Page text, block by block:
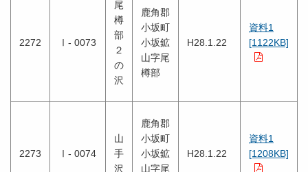
2272 Ⅰ- 0073
尾
樽
部
２
の
沢
鹿角郡
小坂町
小坂鉱
山字尾
樽部
H28.1.22
資料1
[1122KB]
2273 Ⅰ- 0074
山
手
沢
鹿角郡
小坂町
小坂鉱
山字尾
H28.1.22
資料1
[1208KB]